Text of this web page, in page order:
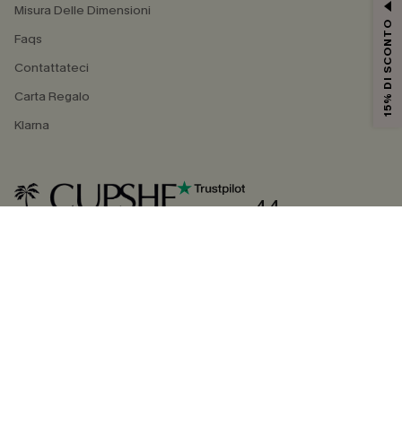
Misura Delle Dimensioni
Faqs
Contattateci
Carta Regalo
Klarna
4.4
15% DI SCONTO